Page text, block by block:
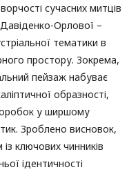
сучасних митців
Орлової –
тематики в
простору. Зокрема,
пейзаж набуває
образності,
у ширшому
Зроблено висновок,
ключових чинників
ідентичності